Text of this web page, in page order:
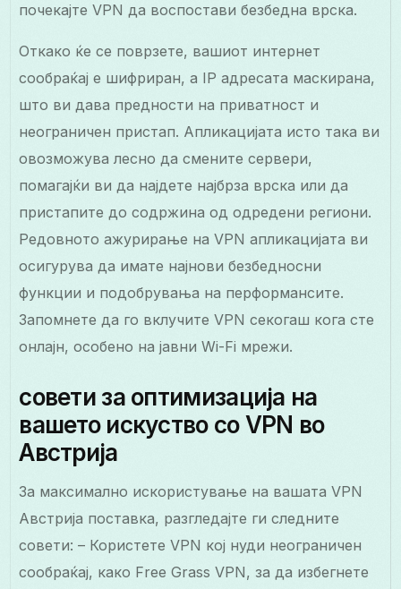
почекајте VPN да воспостави безбедна врска.
Откако ќе се поврзете, вашиот интернет
сообраќај е шифриран, а IP адресата маскирана,
што ви дава предности на приватност и
неограничен пристап. Апликацијата исто така ви
овозможува лесно да смените сервери,
помагајќи ви да најдете најбрза врска или да
пристапите до содржина од одредени региони.
Редовното ажурирање на VPN апликацијата ви
осигурува да имате најнови безбедносни
функции и подобрувања на перформансите.
Запомнете да го вклучите VPN секогаш кога сте
онлајн, особено на јавни Wi-Fi мрежи.
совети за оптимизација на
вашето искуство со VPN во
Австрија
За максимално искористување на вашата VPN
Австрија поставка, разгледајте ги следните
совети: – Користете VPN кој нуди неограничен
сообраќај, како Free Grass VPN, за да избегнете